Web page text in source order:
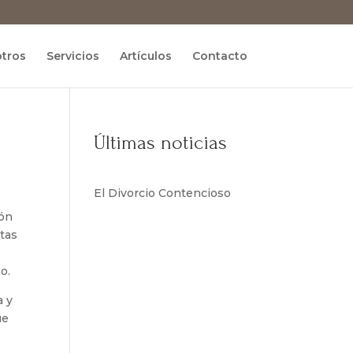
Servicios Artículos Contacto
y
Últimas noticias
El Divorcio Contencioso